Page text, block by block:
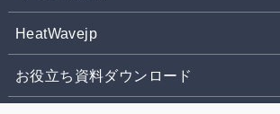
HeatWavejp
お役立ち資料ダウンロード